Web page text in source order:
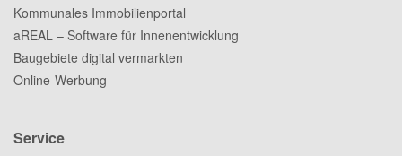
Kommunales Immobilienportal
aREAL – Software für Innenentwicklung
Baugebiete digital vermarkten
Online-Werbung
Service